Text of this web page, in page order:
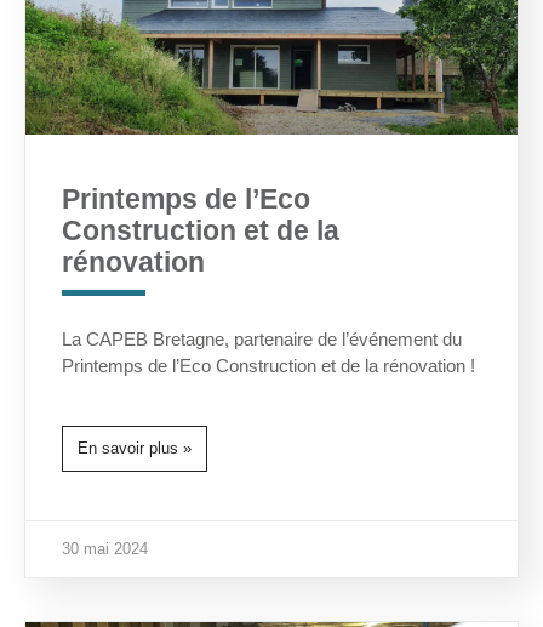
Printemps de l’Eco
Construction et de la
rénovation
La CAPEB Bretagne, partenaire de l’événement du
Printemps de l’Eco Construction et de la rénovation !
En savoir plus »
30 mai 2024